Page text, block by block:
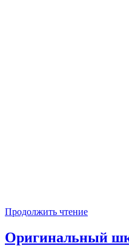
Продолжить чтение
Оригинальный